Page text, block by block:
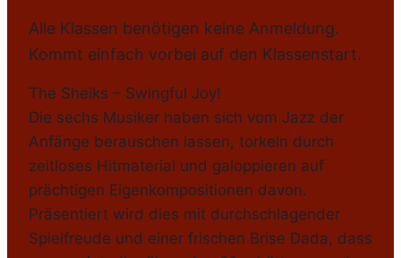
Alle Klassen benötigen keine Anmeldung.
Kommt einfach vorbei auf den Klassenstart.
The Sheiks – Swingful Joy!
Die sechs Musiker haben sich vom Jazz der
Anfänge berauschen lassen, torkeln durch
zeitloses Hitmaterial und galoppieren auf
prächtigen Eigenkompositionen davon.
Präsentiert wird dies mit durchschlagender
Spielfreude und einer frischen Brise Dada, dass